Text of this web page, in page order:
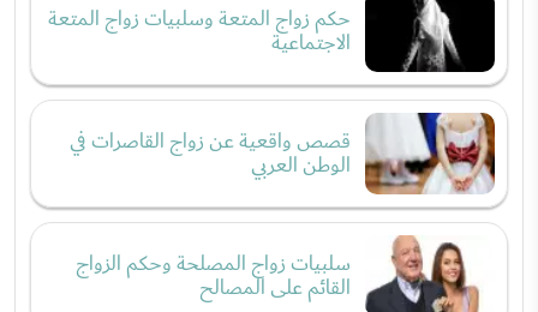
حكم زواج المتعة وسلبيات زواج المتعة
الاجتماعية
قصص واقعية عن زواج القاصرات في
الوطن العربي
سلبيات زواج المصلحة وحكم الزواج
القائم على المصالح